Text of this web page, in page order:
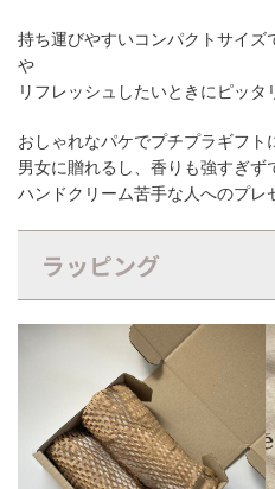
持ち運びやすいコンパクトサイ
や
リフレッシュしたいときにピッタ
おしゃれなパケでプチプラギフト
男女に贈れるし、香りも強すぎず
ハンドクリーム苦手な人へのプレ
ラッピング